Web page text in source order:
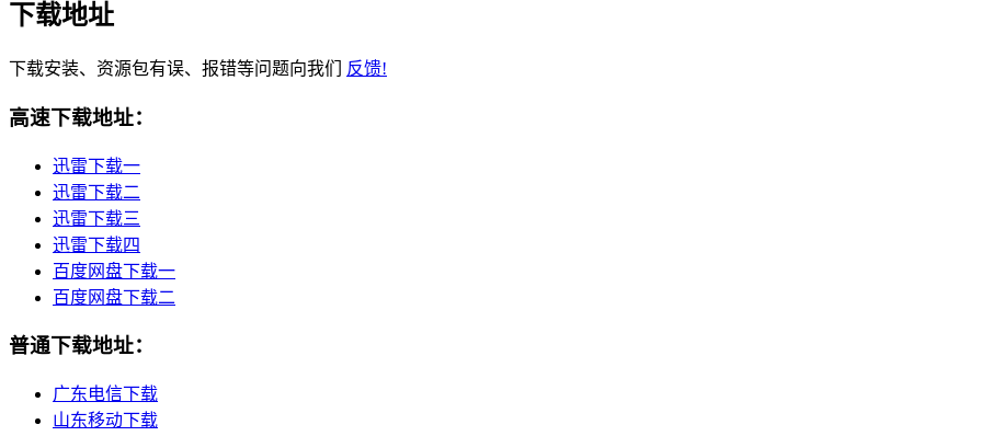
下载地址
下载安装、资源包有误、报错等问题向我们 反馈!
高速下载地址：
迅雷下载一
迅雷下载二
迅雷下载三
迅雷下载四
百度网盘下载一
百度网盘下载二
普通下载地址：
广东电信下载
山东移动下载